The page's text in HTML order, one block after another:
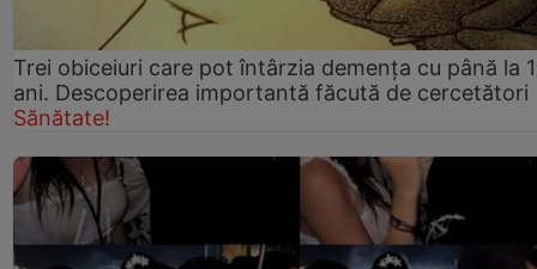
Trei obiceiuri care pot întârzia demența cu până la
ani. Descoperirea importantă făcută de cercetători
Sănătate!